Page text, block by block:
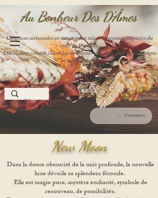
Au Bonheur Des D'Âmes
Créations artisanales en macramé et micro-macramé, inspirées du
cycle de la nature.
Des ateliers créatifs et cercles de femmes pour une expérience unique
et enrichissante.
Connexion
New Moon
Dans la douce obscurité de la nuit profonde, la nouvelle
lune dévoile sa splendeur féconde.
Elle est magie pure, mystère enchanté, symbole de
renouveau, de possibilités.